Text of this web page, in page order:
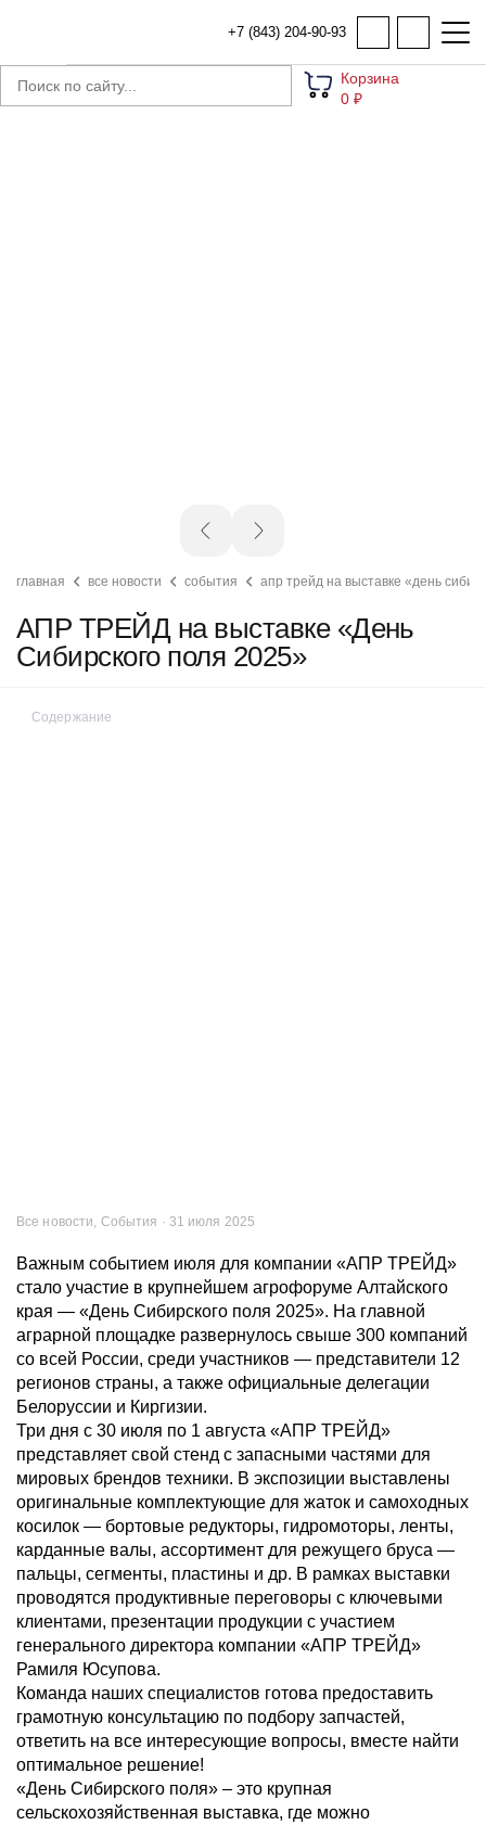
+7 (843) 204-90-93
Корзина
0 ₽
главная все новости события апр трейд на выставке «день
АПР ТРЕЙД на выставке «День
Сибирского поля 2025»
Все новости, События · 31 июля 2025
Важным событием июля для компании «АПР ТРЕЙД»
стало участие в крупнейшем агрофоруме Алтайского
края — «День Сибирского поля 2025». На главной
аграрной площадке развернулось свыше 300 компаний
со всей России, среди участников — представители 12
регионов страны, а также официальные делегации
Белоруссии и Киргизии.
Три дня с 30 июля по 1 августа «АПР ТРЕЙД»
представляет свой стенд с запасными частями для
мировых брендов техники. В экспозиции выставлены
оригинальные комплектующие для жаток и самоходных
косилок — бортовые редукторы, гидромоторы, ленты,
карданные валы, ассортимент для режущего бруса —
пальцы, сегменты, пластины и др. В рамках выставки
проводятся продуктивные переговоры с ключевыми
клиентами, презентации продукции с участием
генерального директора компании «АПР ТРЕЙД»
Рамиля Юсупова.
Команда наших специалистов готова предоставить
грамотную консультацию по подбору запчастей,
ответить на все интересующие вопросы, вместе найти
оптимальное решение!
«День Сибирского поля» – это крупная
сельскохозяйственная выставка, где можно
Содержание